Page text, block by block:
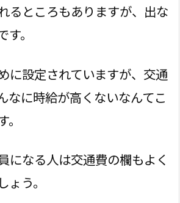
るところもありますが、出な
。
に設定されていますが、交通
なに時給が高くないなんてこ
になる人は交通費の欄もよく
う。